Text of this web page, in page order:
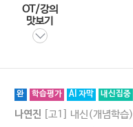
OT/강의
맛보기
완 학습평가 AI 자막 내신집중
나연진 [고1] 내신(개념학습)